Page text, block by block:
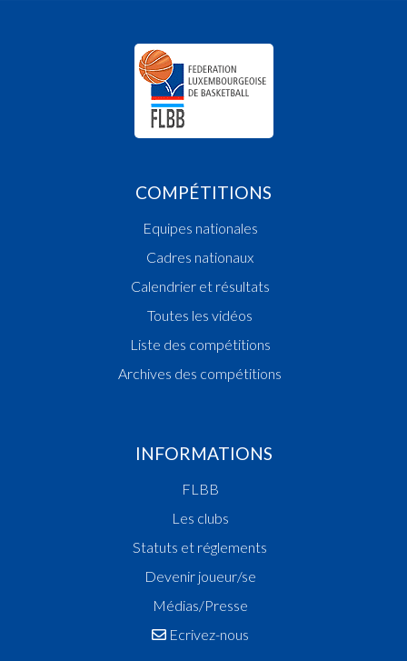
COMPÉTITIONS
Equipes nationales
Cadres nationaux
Calendrier et résultats
Toutes les vidéos
Liste des compétitions
Archives des compétitions
INFORMATIONS
FLBB
Les clubs
Statuts et réglements
Devenir joueur/se
Médias/Presse
Ecrivez-nous